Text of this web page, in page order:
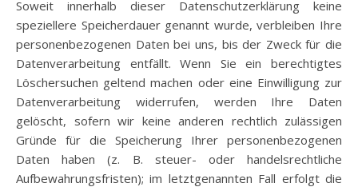
Soweit innerhalb dieser Datenschutzerklärung keine
speziellere Speicherdauer genannt wurde, verbleiben Ihre
personenbezogenen Daten bei uns, bis der Zweck für die
Datenverarbeitung entfällt. Wenn Sie ein berechtigtes
Löschersuchen geltend machen oder eine Einwilligung zur
Datenverarbeitung widerrufen, werden Ihre Daten
gelöscht, sofern wir keine anderen rechtlich zulässigen
Gründe für die Speicherung Ihrer personenbezogenen
Daten haben (z. B. steuer- oder handelsrechtliche
Aufbewahrungsfristen); im letztgenannten Fall erfolgt die